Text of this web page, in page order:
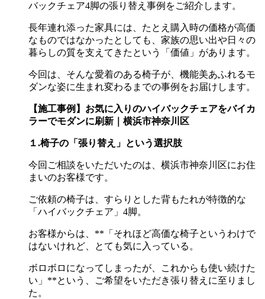
バックチェア4脚の張り替え事例をご紹介します。
長年連れ添った家具には、たとえ購入時の価格が高価
なものではなかったとしても、家族の思い出や日々の
暮らしの質を支えてきたという「価値」があります。
今回は、そんな愛着のある椅子が、機能美あふれるモ
ダンな姿に生まれ変わるまでの事例をお届けします。
【施工事例】お気に入りのハイバックチェアをバイカ
ラーでモダンに刷新｜横浜市神奈川区
１.椅子の「張り替え」という選択肢
今回ご相談をいただいたのは、横浜市神奈川区にお住
まいのお客様です。
ご依頼の椅子は、すらりとした背もたれが特徴的な
「ハイバックチェア」 4脚。
お客様からは、 ** 「それほど高価な椅子というわけで
はないけれど、とても気に入っている。
ボロボロになってしまったが、これからも使い続けた
い」 **という、ご希望をいただき張り替えに至りまし
た。